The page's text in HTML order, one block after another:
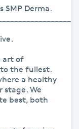
SMP Derma.
art of
the fullest.
a healthy
stage. We
best, both